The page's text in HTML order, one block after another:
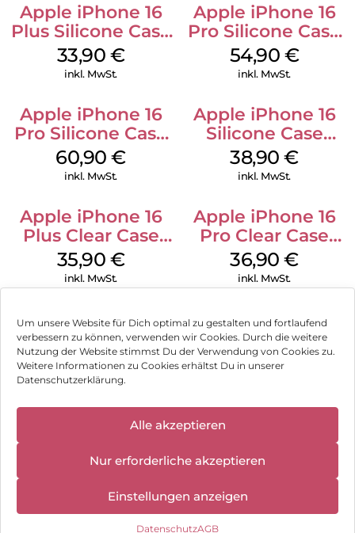
Um unsere Website für Dich optimal zu gestalten und fortlaufend
verbessern zu können, verwenden wir Cookies. Durch die weitere
Nutzung der Website stimmst Du der Verwendung von Cookies zu.
Weitere Informationen zu Cookies erhältst Du in unserer
Datenschutzerklärung.
Alle akzeptieren
Nur erforderliche akzeptieren
Einstellungen anzeigen
DatenschutzAGB
Apple iPhone 16
Plus Silicone Case
MagSafe Lake
Green
33,90 €
inkl. MwSt.
Apple iPhone 16
Pro Silicone Case
MagSafe Black
54,90 €
inkl. MwSt.
Apple iPhone 16
Pro Silicone Case
MagSafe Stone
Gray
60,90€
inkl. MwSt.
Apple iPhone 16
Silicone Case
MagSafe
Ultramarine
38,90€
inkl. MwSt.
Apple iPhone 16
Plus Clear Case
MagSafe
Transparent
35,90 €
inkl. MwSt.
Apple iPhone 16
Pro Clear Case
MagSafe
Transparent
36,90€
inkl. MwSt.
Impressum
Hinweis zur Batterieentsorgung
Newsletter
geschlossen:
10.08.2026 -
18.08.2026